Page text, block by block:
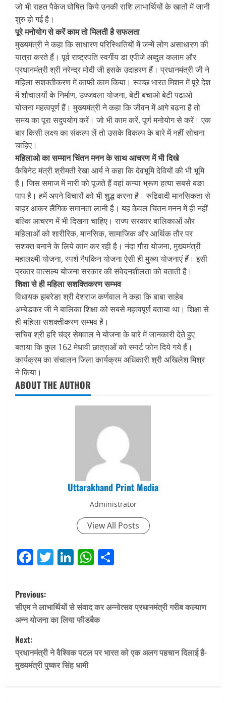
जो भी राहत पैकेज घोषित किये उनकी राशि लाभार्थियों के खातों में जानी
शुरु हो गई है।
पूरे मनोयोग से करें काम तो मिलती है सफलता
मुख्यमंत्री ने कहा कि साधारण परिस्थितियों में जन्में लोग असाधारण की
यात्रा करते हैं। पूर्व राष्ट्रपति स्वर्गीय डा एपीजे अब्दुल कलाम और
प्रधानमंत्री श्री नरेन्द्र मोदी जी इसके उदाहरण हैं। प्रधानमंत्री जी ने
महिला सशक्तीकरण में काफी काम किया। स्वच्छ भारत मिशन में पूरे देश
में शौचालयों के निर्माण, उज्जवला योजना, बेटी बचाओ बेटी पढाओ
योजना महत्वपूर्ण हैं। मुख्यमंत्री ने कहा कि जीवन में आगे बढना है तो
समय का पूरा सदुपयोग करें। जो भी काम करें, पूर्ण मनोयोग से करें। एक
बार किसी लक्ष्य का संकल्प लें तो उसके विकल्प के बारे में नहीं सोचना
चाहिए।
महिलाओ का सम्मान चिंतन मनन के साथ आचरण में भी दिखे
कैबिनेट मंत्री श्रीमती रेखा आर्य ने कहा कि देवभूमि देवियों की भी भूमि
है। जिस समाज में नारी को पूजते हैं वहां कन्या भ्रूण हत्या सबसे बङा
पाप है। हमें अपने विचारों को भी शुद्ध करना है। रुढिवादी मानसिकता से
बाहर आकर लैंगिक समानता लानी है। यह केवल चिंतन मनन में ही नहीं
बल्कि आचरण में भी दिखना चाहिए। राज्य सरकार बालिकाओं और
महिलाओं को शारीरिक, मानसिक, सामाजिक और आर्थिक तौर पर
सशक्त बनाने के लिये काम कर रही है। नंदा गौरा योजना, मुख्यमंत्री
महालक्ष्मी योजना, स्पर्श नैपकिन योजना ऐसी ही मुख्य योजनाएं हैं। इसी
प्रकार वात्सल्य योजना सरकार की संवेदनशीलता को बताती है।
शिक्षा से ही महिला सशक्तिकरण सम्भव
विधायक झबरेङा श्री देशराज कर्णवाल ने कहा कि बाबा साहेब
अम्बेडकर जी ने बालिका शिक्षा को सबसे महत्वपूर्ण बताया था। शिक्षा से
ही महिला सशक्तीकरण सम्भव है।
सचिव श्री हरि चंद्र सेमवाल ने योजना के बारे में जानकारी देते हुए
बताया कि कुल 162 मेधावी छात्राओं को स्मार्ट फोन दिये गये हैं।
कार्यक्रम का संचालन जिला कार्यक्रम अधिकारी श्री अखिलेश मिश्र
ने किया।
ABOUT THE AUTHOR
Uttarakhand Print Media
Administrator
View All Posts
Facebook
Twitter
LinkedIn
WhatsApp
P
o
s
t
n
Previous:
सीएम ने लाभार्थियों से संवाद कर अन्नोत्सव प्रधानमंत्री गरीब कल्याण
अन्न योजना का लिया फीडबैक
Next:
प्रधानमंत्री ने वैश्विक पटल पर भारत को एक अलग पहचान दिलाई है-
मुख्यमंत्री पुष्कर सिंह धामी